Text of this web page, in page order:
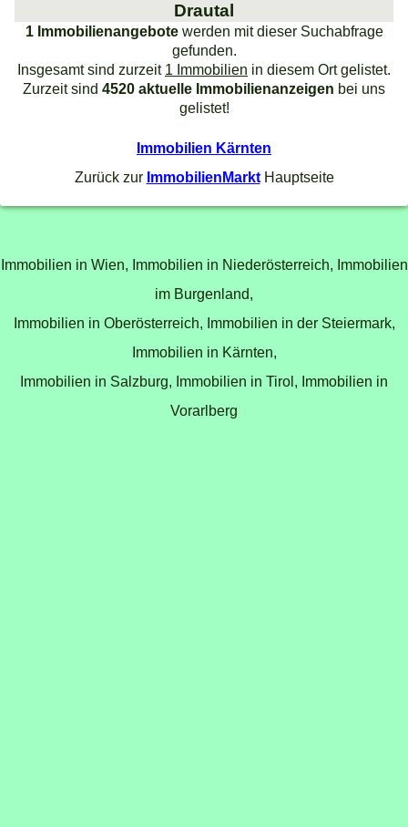
Drautal
1 Immobilienangebotewerden mit dieser Suchabfrage
gefunden.
Insgesamt sind zurzeit 1 Immobilien in diesem Ort gelistet.
Zurzeit sind 4520 aktuelle Immobilienanzeigen bei uns
gelistet!
Immobilien Kärnten
Zurück zur ImmobilienMarktHauptseite
Immobilien in Wien, Immobilien in Niederösterreich, Immobilien
im Burgenland,
Immobilien in Oberösterreich, Immobilien in der Steiermark,
Immobilien in Kärnten,
Immobilien in Salzburg, Immobilien in Tirol, Immobilien in
Vorarlberg